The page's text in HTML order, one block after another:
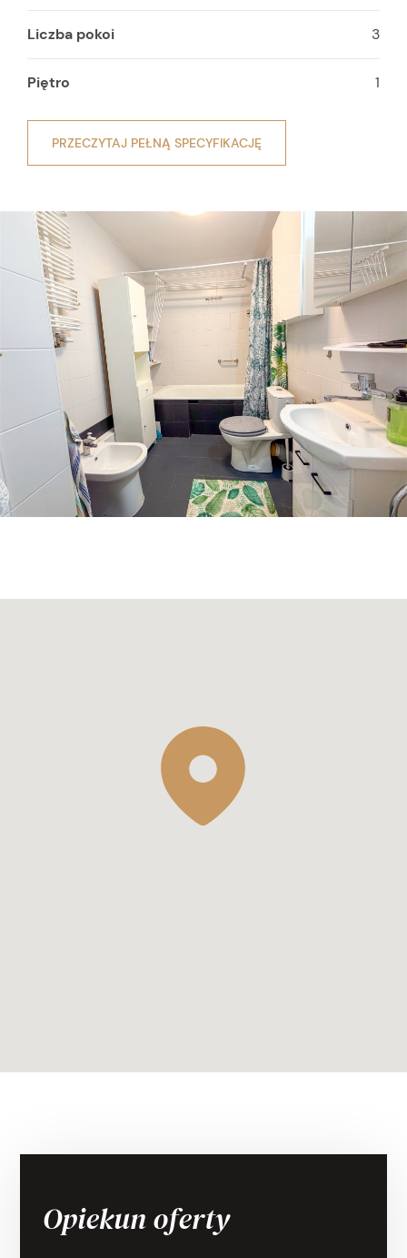
Liczba pokoi 3
Piętro 1
PRZECZYTAJ PEŁNĄ SPECYFIKACJĘ
Opiekun oferty